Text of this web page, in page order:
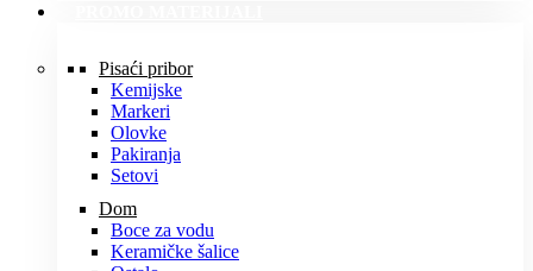
Pisaći pribor
Kemijske
Markeri
Olovke
Pakiranja
Setovi
Dom
Boce za vodu
Keramičke šalice